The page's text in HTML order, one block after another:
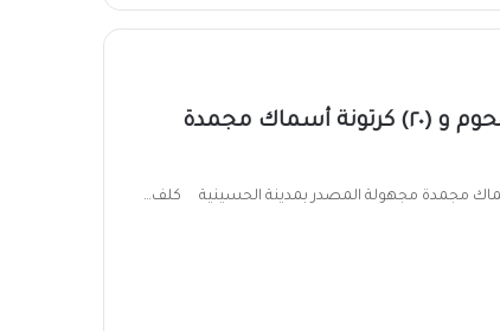
تموين الشرقية يضبط طن ردة و (٢٠) كرتونة لحوم و (٢٠) كرتونة أسماك مجمدة